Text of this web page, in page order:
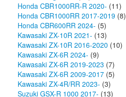
Honda CBR1000RR-R 2020- (11)
Honda CBR1000RR 2017-2019 (8)
Honda CBR600RR 2024- (5)
Kawasaki ZX-10R 2021- (13)
Kawasaki ZX-10R 2016-2020 (10)
Kawasaki ZX-6R 2024- (9)
Kawasaki ZX-6R 2019-2023 (7)
Kawasaki ZX-6R 2009-2017 (5)
Kawasaki ZX-4R/RR 2023- (3)
Suzuki GSX-R 1000 2017- (13)